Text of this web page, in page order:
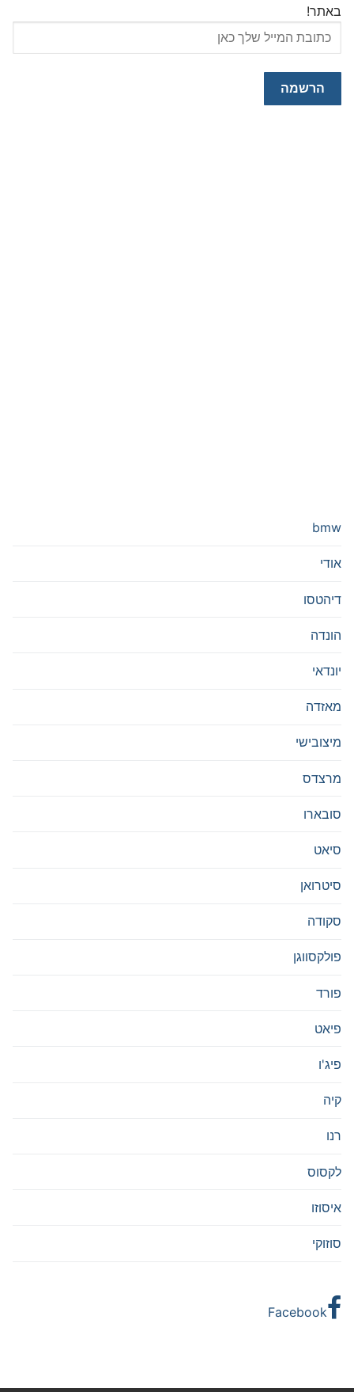
באתר!
bmw
אודי
דיהטסו
הונדה
יונדאי
מאזדה
מיצובישי
מרצדס
סובארו
סיאט
סיטרואן
סקודה
פולקסווגן
פורד
פיאט
פיג'ו
קיה
רנו
לקסוס
איסוזו
סוזוקי
Facebook